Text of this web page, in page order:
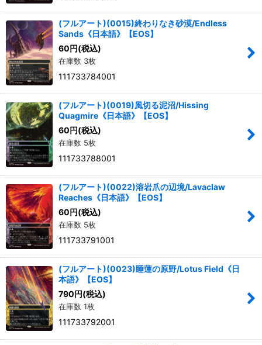
(フルアート)(0015)終わりなき砂漠/Endless
Sands《日本語》【EOS】
60円(税込)
在庫数 3枚
111733784001
(フルアート)(0019)風切る泥沼/Hissing
Quagmire《日本語》【EOS】
60円(税込)
在庫数 5枚
111733788001
(フルアート)(0022)溶岩爪の辺境/Lavaclaw
Reaches《日本語》【EOS】
60円(税込)
在庫数 5枚
111733791001
(フルアート)(0023)睡蓮の原野/Lotus Field《日
本語》【EOS】
790円(税込)
在庫数 1枚
111733792001